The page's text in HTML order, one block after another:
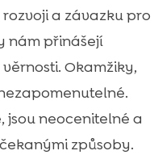
a závazku pro
nám přinášejí
Okamžiky,
jsou neocenitelné a
způsoby.